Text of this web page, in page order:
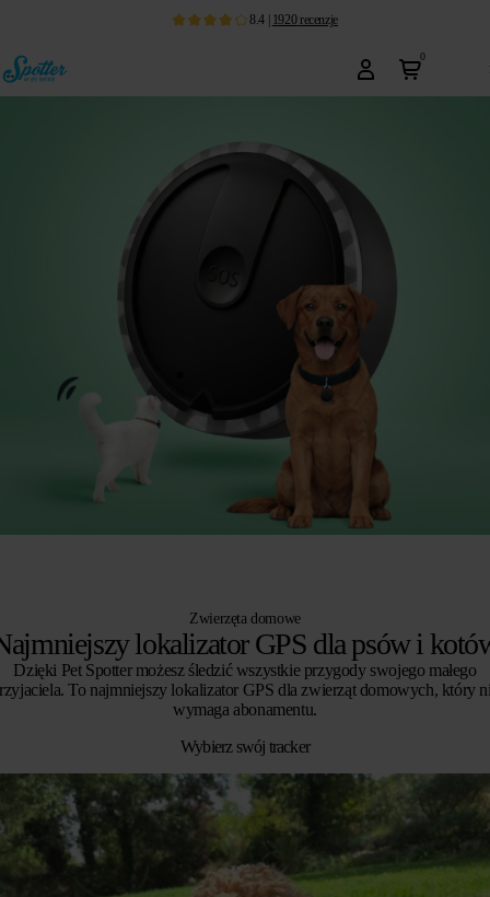
8.4 | 1920 recenzje
0
Zwierzęta domowe
lokalizator GPS dla psów i
Dzięki Pet Spotter możesz śledzić wszystkie przygody swojego małego
To najmniejszy lokalizator GPS dla zwierząt domowych, który
wymaga abonamentu.
Wybierz swój tracker